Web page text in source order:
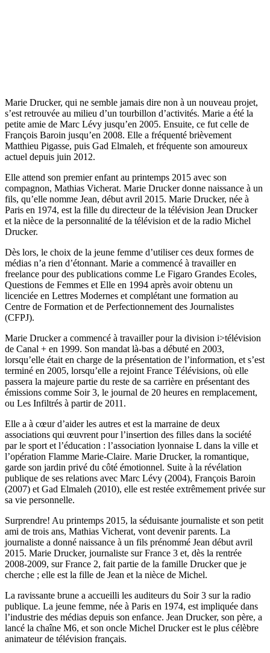
Marie Drucker, qui ne semble jamais dire non à un nouveau projet,
s’est retrouvée au milieu d’un tourbillon d’activités. Marie a été la
petite amie de Marc Lévy jusqu’en 2005. Ensuite, ce fut celle de
François Baroin jusqu’en 2008. Elle a fréquenté brièvement
Matthieu Pigasse, puis Gad Elmaleh, et fréquente son amoureux
actuel depuis juin 2012.
Elle attend son premier enfant au printemps 2015 avec son
compagnon, Mathias Vicherat. Marie Drucker donne naissance à un
fils, qu’elle nomme Jean, début avril 2015. Marie Drucker, née à
Paris en 1974, est la fille du directeur de la télévision Jean Drucker
et la nièce de la personnalité de la télévision et de la radio Michel
Drucker.
Dès lors, le choix de la jeune femme d’utiliser ces deux formes de
médias n’a rien d’étonnant. Marie a commencé à travailler en
freelance pour des publications comme Le Figaro Grandes Ecoles,
Questions de Femmes et Elle en 1994 après avoir obtenu un
licenciée en Lettres Modernes et complétant une formation au
Centre de Formation et de Perfectionnement des Journalistes
(CFPJ).
Marie Drucker a commencé à travailler pour la division i>télévision
de Canal + en 1999. Son mandat là-bas a débuté en 2003,
lorsqu’elle était en charge de la présentation de l’information, et s’est
terminé en 2005, lorsqu’elle a rejoint France Télévisions, où elle
passera la majeure partie du reste de sa carrière en présentant des
émissions comme Soir 3, le journal de 20 heures en remplacement,
ou Les Infiltrés à partir de 2011.
Elle a à cœur d’aider les autres et est la marraine de deux
associations qui œuvrent pour l’insertion des filles dans la société
par le sport et l’éducation : l’association lyonnaise L dans la ville et
l’opération Flamme Marie-Claire. Marie Drucker, la romantique,
garde son jardin privé du côté émotionnel. Suite à la révélation
publique de ses relations avec Marc Lévy (2004), François Baroin
(2007) et Gad Elmaleh (2010), elle est restée extrêmement privée sur
sa vie personnelle.
Surprendre! Au printemps 2015, la séduisante journaliste et son petit
ami de trois ans, Mathias Vicherat, vont devenir parents. La
journaliste a donné naissance à un fils prénommé Jean début avril
2015. Marie Drucker, journaliste sur France 3 et, dès la rentrée
2008-2009, sur France 2, fait partie de la famille Drucker que je
cherche ; elle est la fille de Jean et la nièce de Michel.
La ravissante brune a accueilli les auditeurs du Soir 3 sur la radio
publique. La jeune femme, née à Paris en 1974, est impliquée dans
l’industrie des médias depuis son enfance. Jean Drucker, son père, a
lancé la chaîne M6, et son oncle Michel Drucker est le plus célèbre
animateur de télévision français.